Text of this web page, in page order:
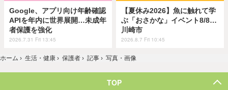
Google、アプリ向け年齢確認
APIを年内に世界展開…未成年
者保護を強化
2026.7.31 Fri 13:45
【夏休み2026】魚に触れて学
ぶ「おさかな」イベント8/8…
川崎市
2026.8.7 Fri 10:45
ホーム › 生活・健康 › 保護者 › 記事 › 写真・画像
TOP